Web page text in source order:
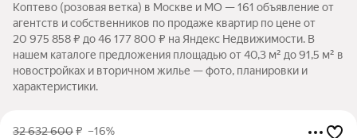
Коптево (розовая ветка) в Москве и МО — 161 объявление от
агентств и собственников по продаже квартир по цене от
20 975 858 ₽ до 46 177 800 ₽ на Яндекс Недвижимости. В
нашем каталоге предложения площадью от 40,3 м² до 91,5 м² в
новостройках и вторичном жилье — фото, планировки и
характеристики.
32 632 600₽ –16%